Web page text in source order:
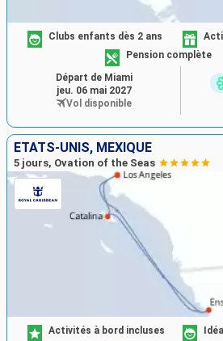
Clubs enfants dès 2 ans
Pension complète
Départ de Miami
jeu. 06 mai 2027
Vol disponible
ÉTATS-UNIS, MEXIQUE
5 jours, Ovation of the Seas
Activités à bord incluses